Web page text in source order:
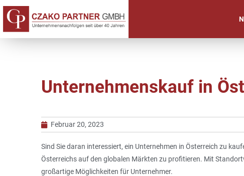
Unternehmenskauf in
Februar 20, 2023
Sind Sie daran interessiert, ein Unternehmen in Österreich zu
Österreichs auf den globalen Märkten zu profitieren. Mit
großartige Möglichkeiten für Unternehmer.